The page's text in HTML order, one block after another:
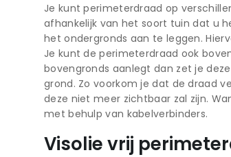
Je kunt perimeterdraad op
afhankelijk van het soort tuin dat u
het ondergronds aan te leggen.
Je kunt de perimeterdraad ook
bovengronds aanlegt dan zet je
grond. Zo voorkom je dat de draad
deze niet meer zichtbaar zal zijn.
met behulp van kabelverbinders.
Visolie vrij